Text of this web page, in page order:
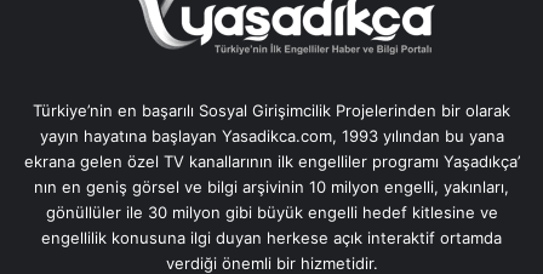
Türkiye’nin en başarılı Sosyal Girişimcilik Projelerinden bir olarak
yayın hayatına başlayan Yasadikca.com, 1993 yılından bu yana
ekrana gelen özel TV kanallarının ilk engelliler programı Yaşadıkça’
nın en geniş görsel ve bilgi arşivinin 10 milyon engelli, yakınları,
gönüllüler ile 30 milyon gibi büyük engelli hedef kitlesine ve
engellilik konusuna ilgi duyan herkese açık interaktif ortamda
verdiği önemli bir hizmetidir.